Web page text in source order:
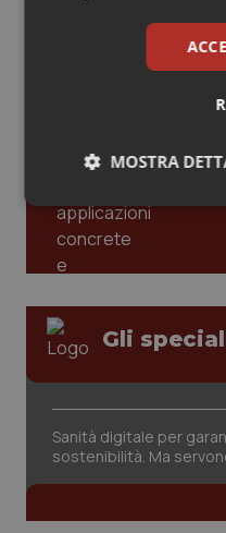
Umbria
Valle D’Aosta
Neuroscienze &
Oftalmologia
Oncodermatologia
Oncologia &
Psoriasi & pelle
Quotidiano
Quotidiano
AI e
uso protetto
Gli
Sanità digitale per
sostenibilità. Ma
MOSTRA
Necessari
navigazione sulle
protette del sito. Il